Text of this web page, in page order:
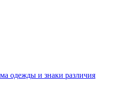
одежды и знаки различия